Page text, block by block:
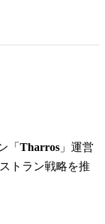
「 Tharros 」運営
トラン戦略を推